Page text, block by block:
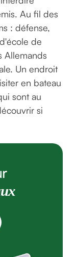
Au fil des
: défense,
de
Allemands
Un endroit
en bateau
sont au
si